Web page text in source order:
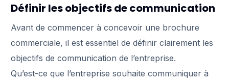
Définir les objectifs de communication
Avant de commencer à concevoir une brochure
commerciale, il est essentiel de définir clairement les
objectifs de communication de l’entreprise.
Qu’est-ce que l’entreprise souhaite communiquer à